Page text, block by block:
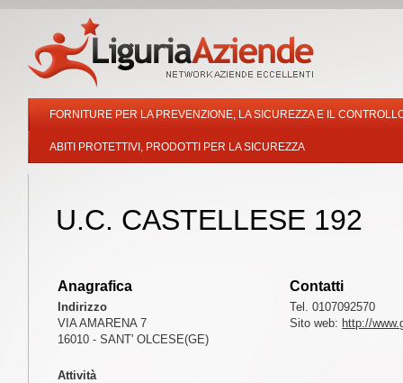
FORNITURE PER LA PREVENZIONE, LA SICUREZZA E IL
ABITI PROTETTIVI, PRODOTTI PER LA SICUREZZA
U.C. CASTELLESE 192
Anagrafica
Indirizzo
VIA AMARENA 7
16010 - SANT' OLCESE(GE)
Contatti
Tel. 0107092570
Sito web: http://
Attività